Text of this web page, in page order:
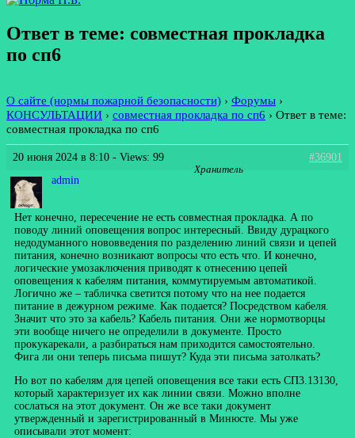
Ответ в теме: совместная прокладка
по сп6
О сайте (нормы пожарной безопасности) › Форумы ›
КОНСУЛЬТАЦИИ › совместная прокладка по сп6 › Ответ в теме:
совместная прокладка по сп6
20 июня 2024 в 8:10 - Views: 99
#36901
admin
Хранитель
Нет конечно, пересечение не есть совместная прокладка. А по
поводу линий оповещения вопрос интересный. Ввиду дурацкого
недодуманного нововведения по разделению линий связи и цепей
питания, конечно возникают вопросы что есть что. И конечно,
логические умозаключения приводят к отнесению цепей
оповещения к кабелям питания, коммутируемым автоматикой.
Логично же – табличка светится потому что на нее подается
питание в дежурном режиме. Как подается? Посредством кабеля.
Значит что это за кабель? Кабель питания. Они же нормотворцы
эти вообще ничего не определили в документе. Просто
прокукарекали, а разбираться нам приходится самостоятельно.
Фига ли они теперь письма пишут? Куда эти письма затолкать?
Но вот по кабелям для цепей оповещения все таки есть СП3.13130,
который характеризует их как линии связи. Можно вполне
сослаться на этот документ. Он же все таки документ
утвержденный и зарегистрированный в Минюсте. Мы уже
описывали этот момент: